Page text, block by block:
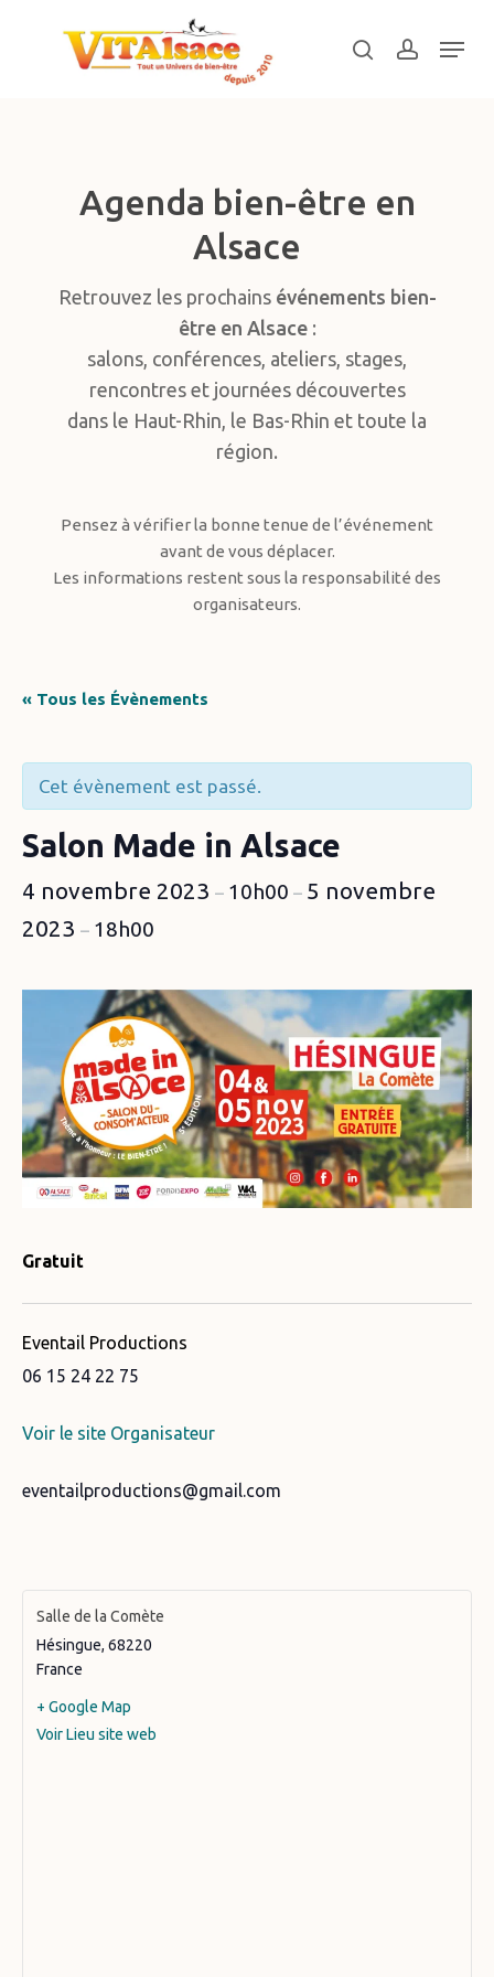
searchaccount
Menu
Agenda bien-être en
Alsace
Retrouvez les prochains événements bien-
être en Alsace:
salons, conférences, ateliers, stages,
rencontres et journées découvertes
dans le Haut-Rhin, le Bas-Rhin et toute la
région.
Pensez à vérifier la bonne tenue de l’événement
avant de vous déplacer.
Les informations restent sous la responsabilité des
organisateurs.
« Tous les Évènements
Cet évènement est passé.
Salon Made in Alsace
4 novembre 2023 – 10h00 – 5 novembre
2023 – 18h00
Gratuit
Eventail Productions
06 15 24 22 75
Voir le site Organisateur
eventailproductions@gmail.com
Salle de la Comète
Hésingue, 68220
France
+ Google Map
Voir Lieu site web